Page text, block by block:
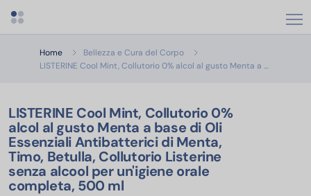
Apri menu categorie
Home
Bellezza e Cura del Corpo
LISTERINE Cool Mint, Collutorio 0% alcol al gusto Menta a …
LISTERINE Cool Mint, Collutorio 0%
alcol al gusto Menta a base di Oli
Essenziali Antibatterici di Menta,
Timo, Betulla, Collutorio Listerine
senza alcool per un'igiene orale
completa, 500 ml